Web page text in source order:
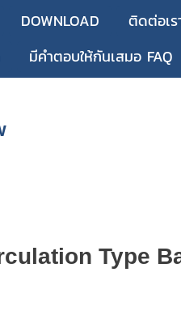
DOWNLOAD ติดต่อเร
มีคำตอบให้กันเสมอ FAQ
Type